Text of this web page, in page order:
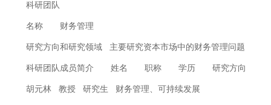
科研团队
名称 财务管理
研究方向和研究领域 主要研究资本市场中的财务管理问题
科研团队成员简介 姓名 职称 学历 研究方向
胡元林 教授 研究生 财务管理、可持续发展